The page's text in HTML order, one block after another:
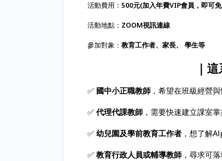
活動費用： 500元(加入年費VIP會員，即可
活動地點： ZOOM視訊連線
參加對象： 教育工作者、家長、 學生等
｜ 這
✅ 國中小正職教師 ，希望在班級經營
✅代理代課教師 ，需要快速建立課室
✅ 幼兒園及學前教育工作者 ，想了解
✅ 教育行政人員或輔導教師 ，尋求可